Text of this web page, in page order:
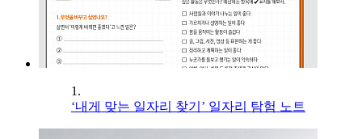
1.
‘내게 맞는 일자리 찾기’ 일자리 탐험 노트